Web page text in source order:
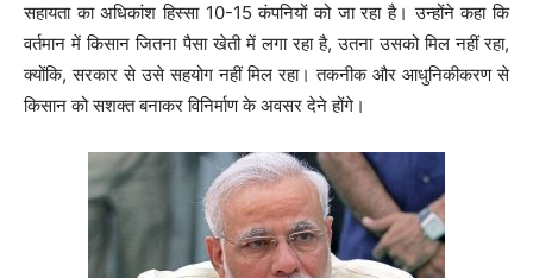
सहायता का अधिकांश हिस्सा 10-15 कंपनियों को जा रहा है। उन्होंने कहा कि
वर्तमान में किसान जितना पैसा खेती में लगा रहा है, उतना उसको मिल नहीं रहा,
क्योंकि, सरकार से उसे सहयोग नहीं मिल रहा। तकनीक और आधुनिकीकरण से
किसान को सशक्त बनाकर विनिर्माण के अवसर देने होंगे।